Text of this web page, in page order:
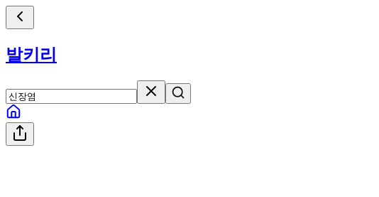
발키리